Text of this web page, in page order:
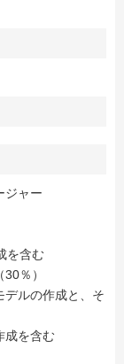
ジャー
を含む
％）
デルの作成と、そ
成を含む